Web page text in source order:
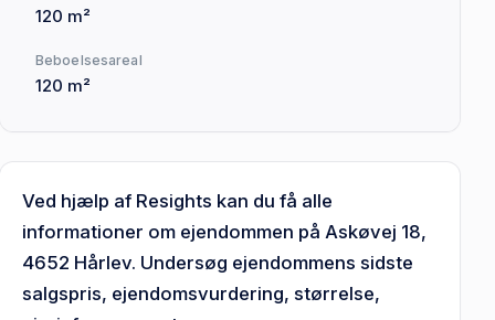
120 m²
Beboelsesareal
120 m²
Ved hjælp af Resights kan du få alle
informationer om ejendommen på Askøvej 18,
4652 Hårlev. Undersøg ejendommens sidste
salgspris, ejendomsvurdering, størrelse,